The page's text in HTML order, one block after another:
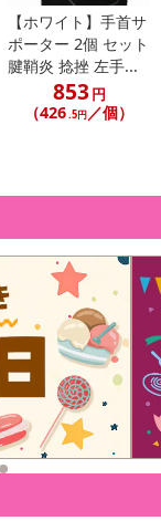
※必ずご確認くだ
での情報となります。
【ホワイト】手首サ
ポーター 2個 セット
腱鞘炎 捻挫 左手...
853円
（426.5円／個）